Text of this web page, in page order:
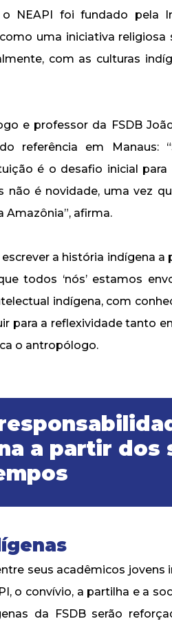
o NEAPI foi fundado pela
uma iniciativa religiosa
com as culturas
e professor da FSDB
referência em Manaus:
é o desafio inicial para
é novidade, uma vez
Amazônia”, afirma.
a história indígena a
todos ‘nós’ estamos
indígena, com
para a reflexividade tanto
o antropólogo.
a partir dos
seus acadêmicos jovens
o convívio, a partilha e a
da FSDB serão